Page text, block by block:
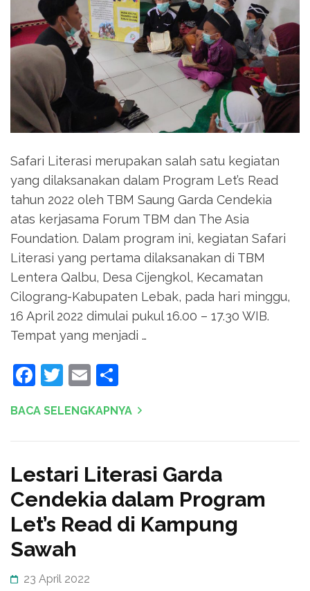
Safari Literasi merupakan salah satu kegiatan
yang dilaksanakan dalam Program Let’s Read
tahun 2022 oleh TBM Saung Garda Cendekia
atas kerjasama Forum TBM dan The Asia
Foundation. Dalam program ini, kegiatan Safari
Literasi yang pertama dilaksanakan di TBM
Lentera Qalbu, Desa Cijengkol, Kecamatan
Cilograng-Kabupaten Lebak, pada hari minggu,
16 April 2022 dimulai pukul 16.00 – 17.30 WIB.
Tempat yang menjadi …
Facebook
Twitter
Email
BACA SELENGKAPNYA
Lestari Literasi Garda
Cendekia dalam Program
Let’s Read di Kampung
Sawah
23 April 2022